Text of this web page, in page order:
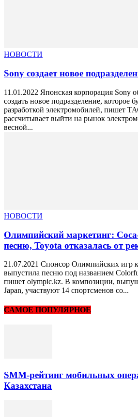
НОВОСТИ
Sony создает новое
11.01.2022 Японская корпорация Sony
создать новое подразделение, которое
разработкой электромобилей, пишет
рассчитывает выйти на рынок
весной...
НОВОСТИ
Олимпийский маркетинг:
песню, Toyota отказалась от
21.07.2021 Спонсор Олимпийских игр
выпустила песню под названием
пишет olympic.kz. В композиции,
Japan, участвуют 14 спортсменов со...
САМОЕ ПОПУЛЯРНОЕ
SMM-рейтинг мобильных
Казахстана